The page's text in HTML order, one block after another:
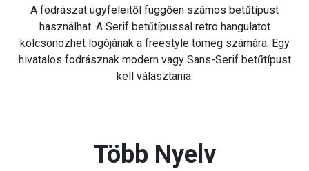
A fodrászat ügyfeleitől függően számos betűtípust
használhat. A Serif betűtípussal retro hangulatot
kölcsönözhet logójának a freestyle tömeg számára. Egy
hivatalos fodrásznak modern vagy Sans-Serif betűtípust
kell választania.
Több Nyelv